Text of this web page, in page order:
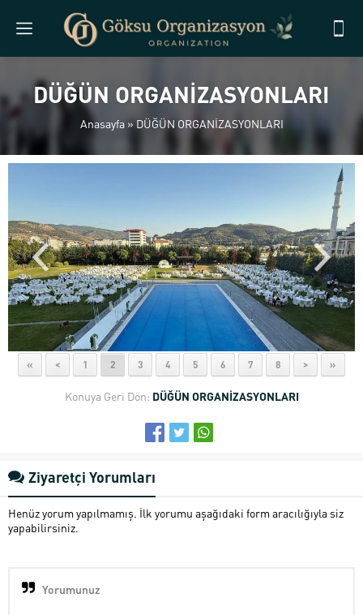
DÜĞÜN ORGANİZASYONLARI
Anasayfa»DÜĞÜN ORGANİZASYONLARI
« < 1 2 3 4 5 6 7 8 > »
Konuya Geri Dön: DÜĞÜN ORGANİZASYONLARI
Ziyaretçi Yorumları
Henüz yorum yapılmamış. İlk yorumu aşağıdaki form aracılığıyla siz
yapabilirsiniz.